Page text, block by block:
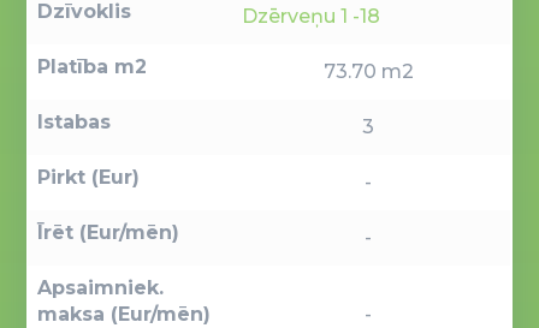
Dzīvoklis Dzērveņu 1 -18
Platība m2 73.70 m2
Istabas 3
Pirkt (Eur) -
Īrēt (Eur/mēn) -
Apsaimniek.
maksa (Eur/mēn)
-